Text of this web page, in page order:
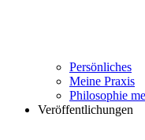
Persönliches
Meine Praxis
Philosophie
Veröffentlichungen